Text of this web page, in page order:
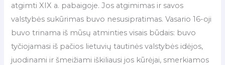
atgimti XIX a. pabaigoje. Jos atgimimas ir savos
valstybės sukūrimas buvo nesusipratimas. Vasario 16-oji
buvo trinama iš mūsų atminties visais būdais: buvo
tyčiojamasi iš pačios lietuvių tautinės valstybės idėjos,
juodinami ir šmeižiami iškiliausi jos kūrėjai, smerkiamos